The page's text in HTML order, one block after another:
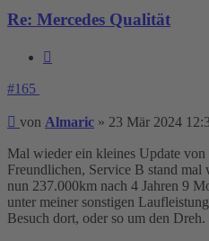
Re: Mercedes Qualität
#165
Beitrag
von Almaric » 23 Mär 2024
Mal wieder ein kleines Update von
Freundlichen, Service B stand mal
nun 237.000km nach 4 Jahren 9
unter meiner sonstigen
Besuch dort, oder so um den Dreh.